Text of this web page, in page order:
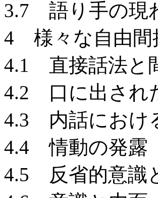
3.7 語り手の現
4 様々な自由間
4.1 直接話法と
4.2 口に出され
4.3 内話におけ
4.4 情動の発露
4.5 反省的意識